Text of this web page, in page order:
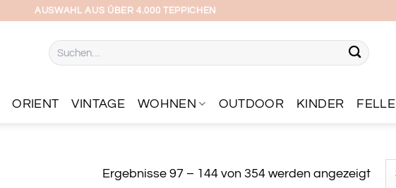
AUSWAHL AUS ÜBER 4.000 TEPPICHEN
Suchen
nach:
ORIENT VINTAGE WOHNEN OUTDOOR KINDER FELLE
Ergebnisse 97 – 144 von 354 werden angezeigt